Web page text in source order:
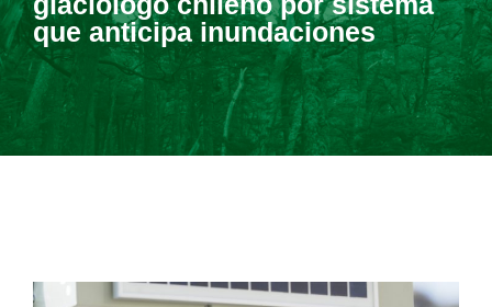
que anticipa inundaciones